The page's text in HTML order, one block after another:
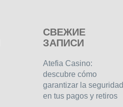
СВЕЖИЕ
ЗАПИСИ
Atefia Casino:
descubre cómo
garantizar la seguridad
en tus pagos y retiros